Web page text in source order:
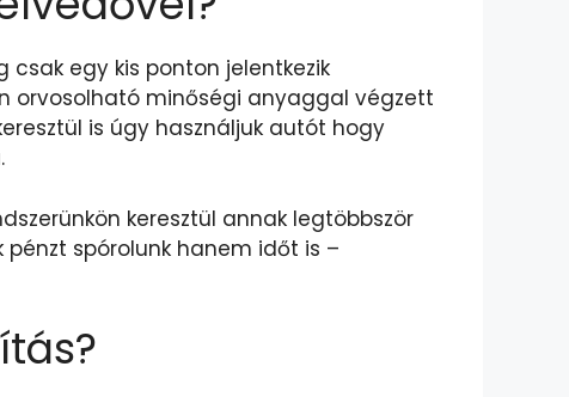
egy kis ponton jelentkezik
orvosolható minőségi anyaggal végzett
is úgy használjuk autót hogy
keresztül annak legtöbbször
spórolunk hanem időt is –